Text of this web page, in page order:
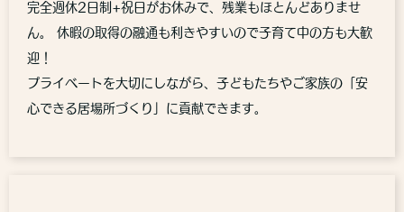
完全週休2日制+祝日がお休みで、残業もほとんどありませ
ん。 休暇の取得の融通も利きやすいので子育て中の方も大歓
迎！
プライベートを大切にしながら、子どもたちやご家族の「安
心できる居場所づくり」に貢献できます。